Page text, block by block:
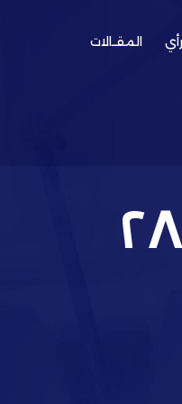
المقـالات
إلى النصف .. وتوفر ٢٨٤